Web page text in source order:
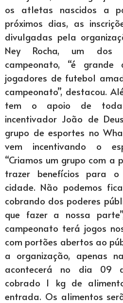
os atletas nascidos a
próximos dias, as
divulgadas pela
Ney Rocha, um dos
campeonato, “é
jogadores de futebol
campeonato”, destacou.
tem o apoio de
incentivador João de
grupo de esportes no
vem incentivando o
“Criamos um grupo com a
trazer benefícios para
cidade. Não podemos
cobrando dos poderes
que fazer a nossa
campeonato terá jogos
com portões abertos ao
a organização, apenas
acontecerá no dia 09
cobrado 1 kg de
entrada. Os alimentos